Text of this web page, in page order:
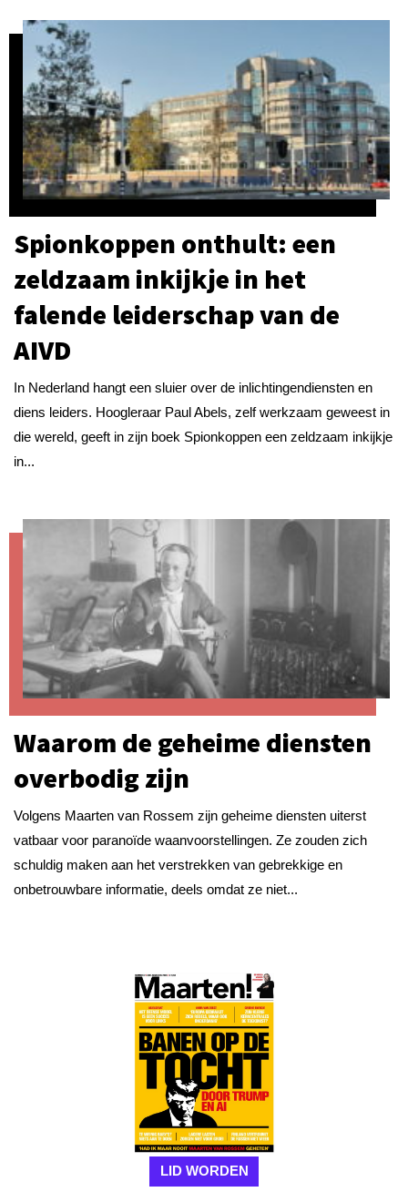
Spionkoppen onthult: een
zeldzaam inkijkje in het
falende leiderschap van de
AIVD
In Nederland hangt een sluier over de inlichtingendiensten en
diens leiders. Hoogleraar Paul Abels, zelf werkzaam geweest in
die wereld, geeft in zijn boek Spionkoppen een zeldzaam inkijkje
in...
Waarom de geheime diensten
overbodig zijn
Volgens Maarten van Rossem zijn geheime diensten uiterst
vatbaar voor paranoïde waanvoorstellingen. Ze zouden zich
schuldig maken aan het verstrekken van gebrekkige en
onbetrouwbare informatie, deels omdat ze niet...
LID WORDEN